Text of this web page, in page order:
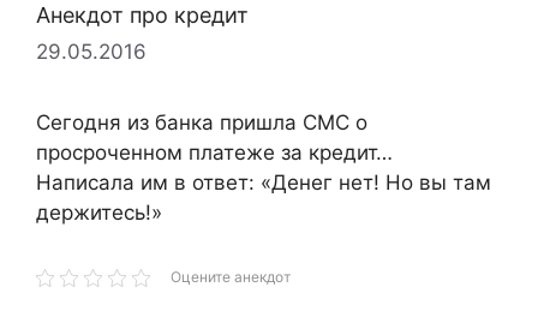
Анекдот про кредит
29.05.2016
Сегодня из банка пришла СМС о
просроченном платеже за кредит…
Написала им в ответ: «Денег нет! Но вы там
держитесь!»
Оцените анекдот